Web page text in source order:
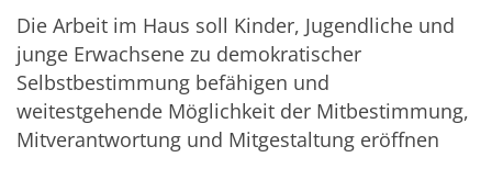
Die Arbeit im Haus soll Kinder, Jugendliche und
junge Erwachsene zu demokratischer
Selbstbestimmung befähigen und
weitestgehende Möglichkeit der Mitbestimmung,
Mitverantwortung und Mitgestaltung eröffnen